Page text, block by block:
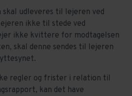
udleveres til lejeren ved
ikke til stede ved
ikke kvittere for modtagelsen
skal denne sendes til lejeren
regler og frister i relation til
kan det have